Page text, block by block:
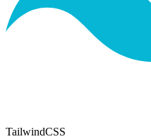
TailwindCSS